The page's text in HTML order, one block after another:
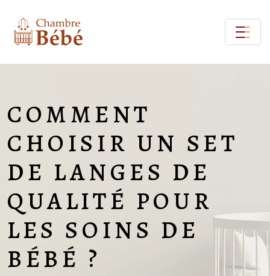
COMMENT
CHOISIR UN SET
DE LANGES DE
QUALITÉ POUR
LES SOINS DE
BÉBÉ ?